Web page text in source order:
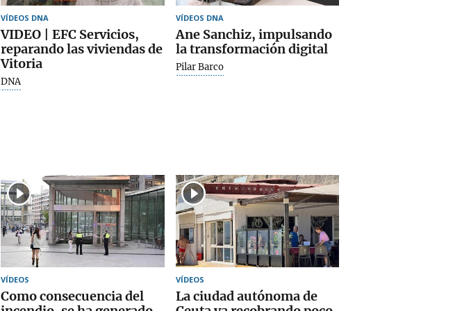
VÍDEOS DNA
VIDEO | EFC Servicios,
reparando las viviendas de
Vitoria
DNA
VÍDEOS DNA
Ane Sanchiz, impulsando
la transformación digital
Pilar Barco
VÍDEOS
Como consecuencia del
VÍDEOS
La ciudad autónoma de